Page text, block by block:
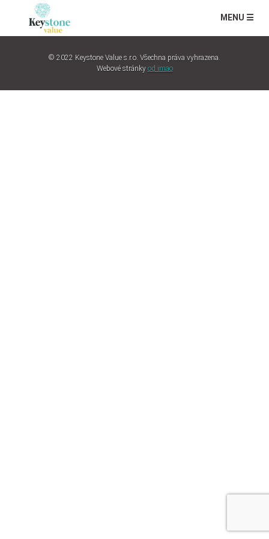
MENU ☰
© 2022 Keystone Value s.r.o. Všechna práva vyhrazena.
Webové stránky od imao